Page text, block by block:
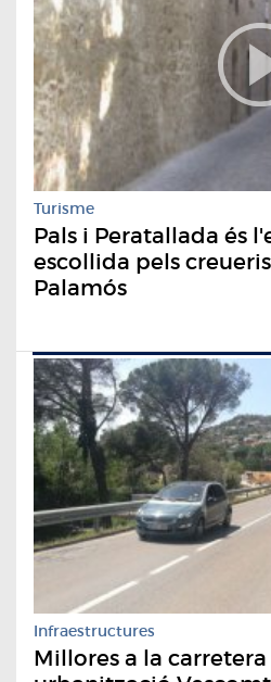
Turisme
Pals i Peratallada és
escollida pels
Palamós
Infraestructures
Millores a la